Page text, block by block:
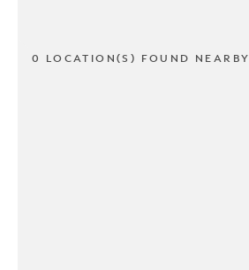
0 LOCATION(S) FOUND NEARBY